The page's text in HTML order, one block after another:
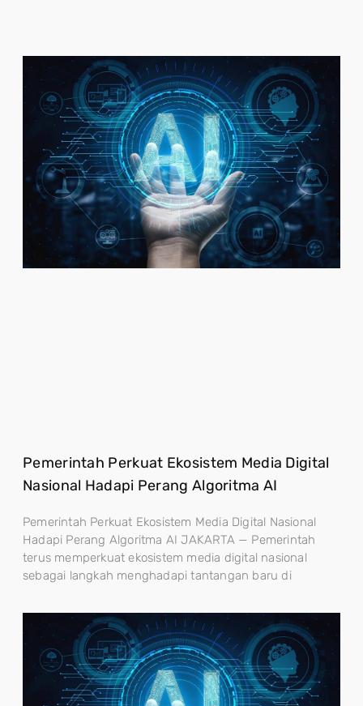
Pemerintah Perkuat Ekosistem Media Digital
Nasional Hadapi Perang Algoritma AI
Pemerintah Perkuat Ekosistem Media Digital Nasional
Hadapi Perang Algoritma AI JAKARTA — Pemerintah
terus memperkuat ekosistem media digital nasional
sebagai langkah menghadapi tantangan baru di